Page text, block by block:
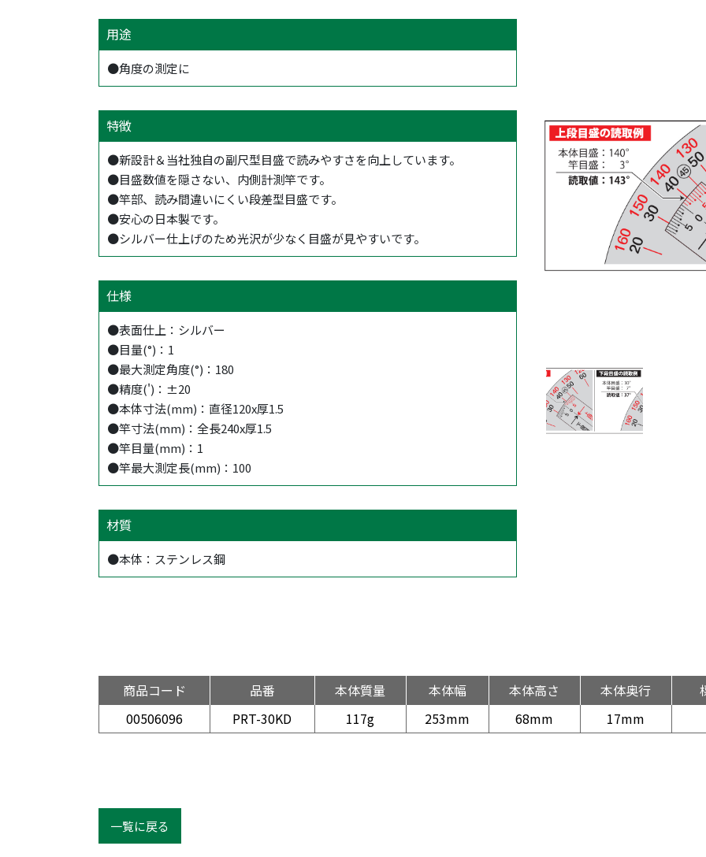
用途
●角度の測定に
特徴
●新設計＆当社独自の副尺型目盛で読みやすさを向上しています。
●目盛数値を隠さない、内側計測竿です。
●竿部、読み間違いにくい段差型目盛です。
●安心の日本製です。
●シルバー仕上げのため光沢が少なく目盛が見やすいです。
仕様
●表面仕上：シルバー
●目量(°)：1
●最大測定角度(°)：180
●精度(')：±20
●本体寸法(mm)：直径120x厚1.5
●竿寸法(mm)：全長240x厚1.5
●竿目量(mm)：1
●竿最大測定長(mm)：100
材質
●本体：ステンレス鋼
商品コード 品番 本体質量 本体幅 本体高さ 本体奥行
00506096
PRT-30KD 117g 253mm 68mm 17mm
一覧に戻る